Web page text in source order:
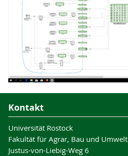
Kontakt
Universität Rostock
Fakultät für Agrar, Bau und Umwelt
Justus-von-Liebig-Weg 6